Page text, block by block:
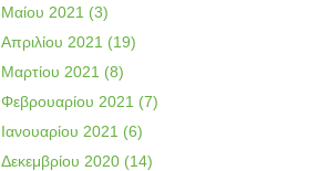
Μαίου 2021 (3)
Απριλίου 2021 (19)
Μαρτίου 2021 (8)
Φεβρουαρίου 2021 (7)
Ιανουαρίου 2021 (6)
Δεκεμβρίου 2020 (14)